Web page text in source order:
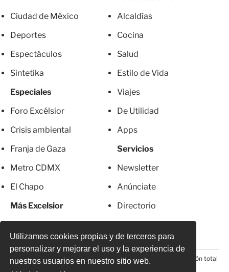
Utilizamos cookies propias y de terceros para
personalizar y mejorar el uso y la experiencia de
nuestros usuarios en nuestro sitio web.
Ciudad de México
Deportes
Espectáculos
Sintetika
Especiales
Foro Excélsior
Crisis ambiental
Franja de Gaza
Metro CDMX
El Chapo
Más Excelsior
Alcaldías
Cocina
Salud
Estilo de Vida
Viajes
De Utilidad
Apps
Servicios
Newsletter
Anúnciate
Directorio
© 2026 Todos los derechos reservados. Prohibida la reproducción total
o parcial, incluyendo cualquier medio electrónico*